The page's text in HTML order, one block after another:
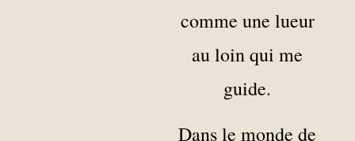
comme une lueur
au loin qui me
guide.
Dans le monde de